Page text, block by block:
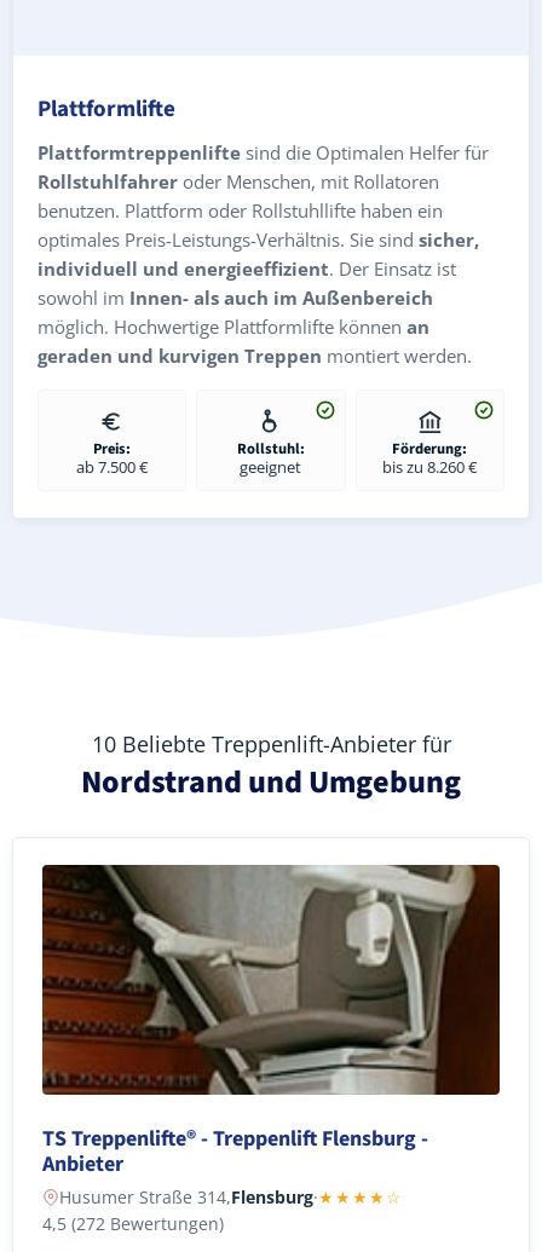
Plattformlifte
Plattformtreppenlifte sind die Optimalen Helfer für
Rollstuhlfahrer oder Menschen, mit Rollatoren
benutzen. Plattform oder Rollstuhllifte haben ein
optimales Preis-Leistungs-Verhältnis. Sie sind sicher,
individuell und energieeffizient. Der Einsatz ist
sowohl im Innen- als auch im Außenbereich
möglich. Hochwertige Plattformlifte können an
geraden und kurvigen Treppen montiert werden.
Preis:
ab 7.500 €
Rollstuhl:
geeignet
Förderung:
bis zu 8.260 €
10 Beliebte Treppenlift-Anbieter für
Nordstrand und Umgebung
TS Treppenlifte® - Treppenlift Flensburg -
Anbieter
Husumer Straße 314,Flensburg·★★★★☆
4,5 (272 Bewertungen)